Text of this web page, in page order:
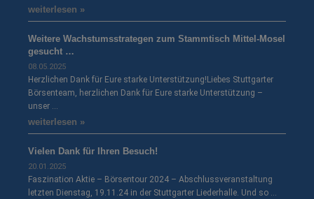
weiterlesen »
Weitere Wachstumsstrategen zum Stammtisch Mittel-Mosel
gesucht …
08.05.2025
Herzlichen Dank für Eure starke Unterstützung!Liebes Stuttgarter
Börsenteam, herzlichen Dank für Eure starke Unterstützung –
unser …
weiterlesen »
Vielen Dank für Ihren Besuch!
20.01.2025
Faszination Aktie – Börsentour 2024 – Abschlussveranstaltung
letzten Dienstag, 19.11.24 in der Stuttgarter Liederhalle. Und so …